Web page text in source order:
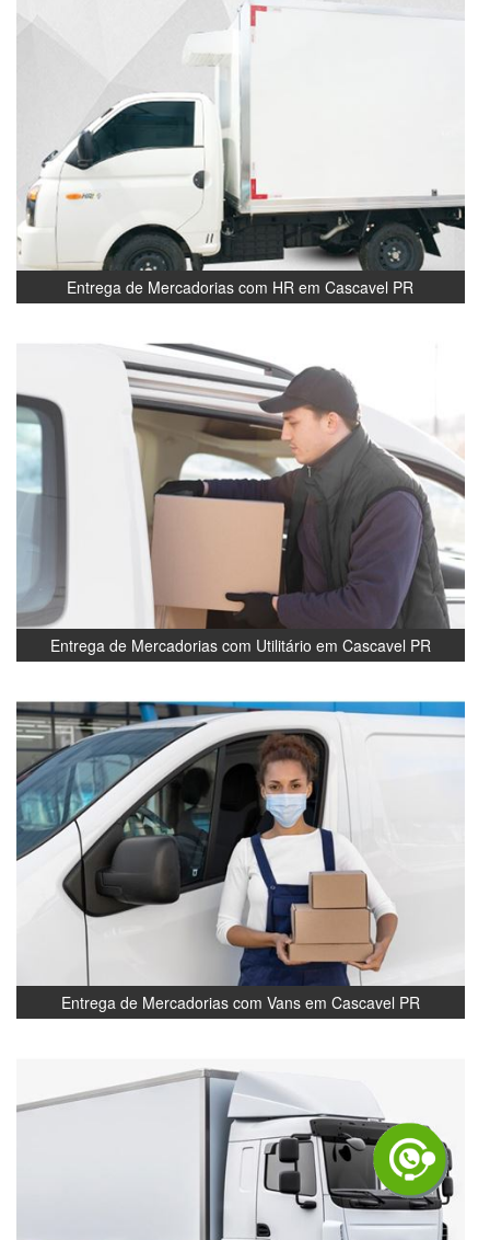
Entrega de Mercadorias com HR em Cascavel PR
Entrega de Mercadorias com Utilitário em Cascavel PR
Entrega de Mercadorias com Vans em Cascavel PR